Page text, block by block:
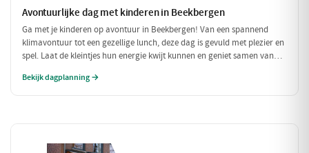
Avontuurlijke dag met kinderen in Beekbergen
Ga met je kinderen op avontuur in Beekbergen! Van een spannend
klimavontuur tot een gezellige lunch, deze dag is gevuld met plezier en
spel. Laat de kleintjes hun energie kwijt kunnen en geniet samen van
Bekijk dagplanning →